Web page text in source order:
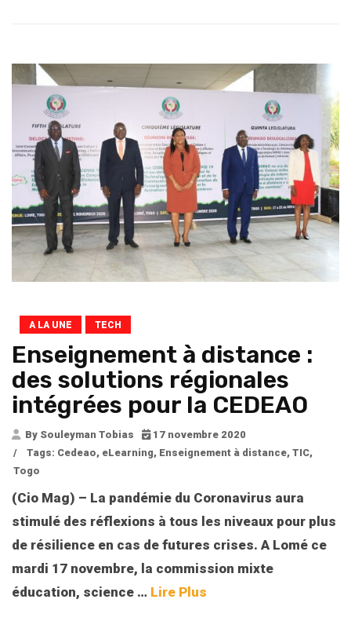
A LA UNE TECH
Enseignement à distance :
des solutions régionales
intégrées pour la CEDEAO
By Souleyman Tobias
17 novembre 2020
/
Tags: Cedeao, eLearning, Enseignement à distance, TIC,
Togo
(Cio Mag) – La pandémie du Coronavirus aura
stimulé des réflexions à tous les niveaux pour plus
de résilience en cas de futures crises. A Lomé ce
mardi 17 novembre, la commission mixte
éducation, science … Lire Plus